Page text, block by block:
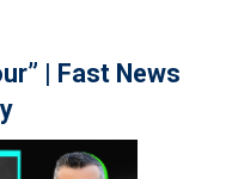
| Fast News